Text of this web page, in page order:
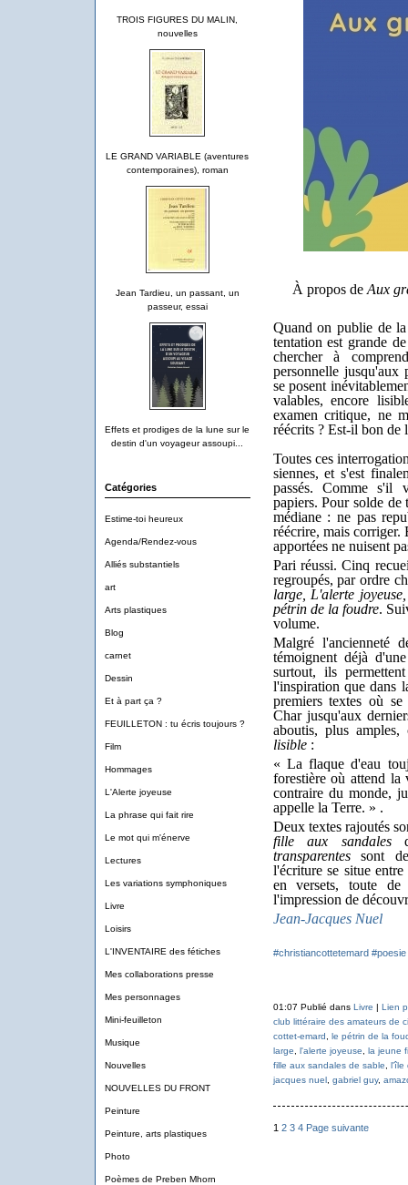
TROIS FIGURES DU MALIN,
nouvelles
LE GRAND VARIABLE (aventures
contemporaines), roman
Jean Tardieu, un passant, un
passeur, essai
Effets et prodiges de la lune sur le
destin d'un voyageur assoupi...
Catégories
Estime-toi heureux
Agenda/Rendez-vous
Alliés substantiels
art
Arts plastiques
Blog
carnet
Dessin
Et à part ça ?
FEUILLETON : tu écris toujours ?
Film
Hommages
L'Alerte joyeuse
La phrase qui fait rire
Le mot qui m'énerve
Lectures
Les variations symphoniques
Livre
Loisirs
L'INVENTAIRE des fétiches
Mes collaborations presse
Mes personnages
Mini-feuilleton
Musique
Nouvelles
NOUVELLES DU FRONT
Peinture
Peinture, arts plastiques
Photo
Poèmes de Preben Mhorn
À propos deAux
Quand on publie de
tentation est grande
chercher à
personnelle jusqu'aux
se posent
valables, encore
examen critique, ne
réécrits ? Est-il bon de
Toutes ces
siennes, et s'est
passés. Comme s'il
papiers. Pour solde
médiane : ne pas
réécrire, mais
apportées ne nuisent
Pari réussi. Cinq
regroupés, par ordre
large, L'alerte
pétrin de la foudre.
volume.
Malgré l'ancienneté
témoignent déjà
surtout, ils
l'inspiration que dans
premiers textes où
Char jusqu'aux
aboutis, plus
lisible:
« La flaque d'eau
forestière où attend
contraire du monde,
appelle la Terre. » .
Deux textes rajoutés
fille aux sandales
transparentessont
l'écriture se situe
en versets, toute
l'impression de
Jean-Jacques Nuel
#christiancottetemard #poesie
01:07 Publié dans Livre | Lien
club littéraire des amateurs de
cottet-emard, le pétrin de la
large, l'alerte joyeuse, la jeune
fille aux sandales de sable, l'île
jacques nuel, gabriel guy,
1 2 3 4 Page suivante